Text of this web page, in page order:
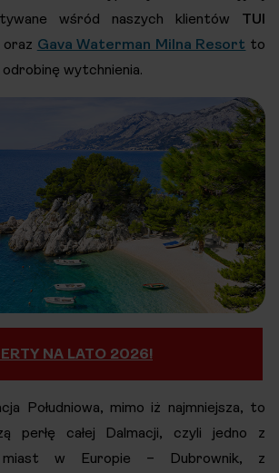
wśród naszych klientów TUI
oraz Gava Waterman Milna Resort to
wytchnienia.
NA LATO 2026!
Południowa, mimo iż najmniejsza, to
perłę całej Dalmacji, czyli jedno z
miast w Europie – Dubrownik, z